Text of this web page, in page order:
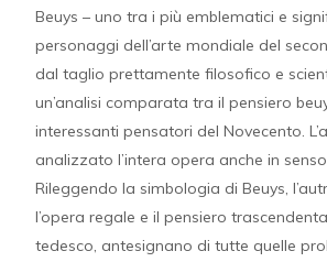
Beuys – uno tra i più emblematici e
personaggi dell’arte mondiale del
dal taglio prettamente filosofico e
un’analisi comparata tra il pensiero
interessanti pensatori del Novecento.
analizzato l’intera opera anche in
Rileggendo la simbologia di Beuys,
l’opera regale e il pensiero
tedesco, antesignano di tutte quelle